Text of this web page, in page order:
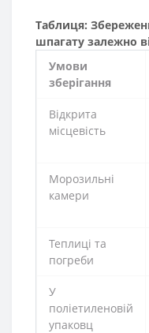
Таблиця:
шпагату залежно
Умови
зберігання
Відкрита
місцевість
Морозильні
камери
Теплиці та
погреби
У
поліетиленовій
упаковц